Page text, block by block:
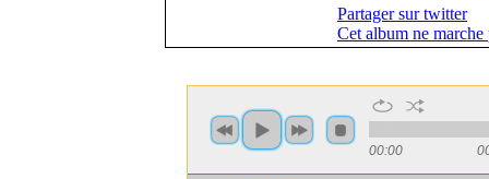
Partager sur twitter
Cet album ne marche